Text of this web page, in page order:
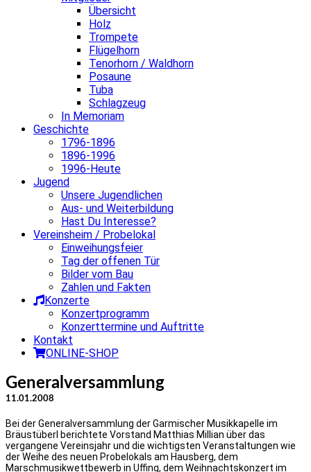
Übersicht
Holz
Trompete
Flügelhorn
Tenorhorn / Waldhorn
Posaune
Tuba
Schlagzeug
In Memoriam
Geschichte
1796-1896
1896-1996
1996-Heute
Jugend
Unsere Jugendlichen
Aus- und Weiterbildung
Hast Du Interesse?
Vereinsheim / Probelokal
Einweihungsfeier
Tag der offenen Tür
Bilder vom Bau
Zahlen und Fakten
Konzerte
Konzertprogramm
Konzerttermine und Auftritte
Kontakt
ONLINE-SHOP
Generalversammlung
11.01.2008
Bei der Generalversammlung der Garmischer Musikkapelle im
Bräustüberl berichtete Vorstand Matthias Millian über das
vergangene Vereinsjahr und die wichtigsten Veranstaltungen wie
der Weihe des neuen Probelokals am Hausberg, dem
Marschmusikwettbewerb in Uffing, dem Weihnachtskonzert im